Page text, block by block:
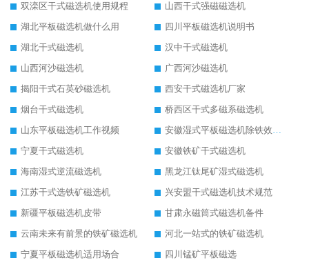
双滦区干式磁选机使用规程
山西干式强磁磁选机
湖北平板磁选机做什么用
四川平板磁选机说明书
湖北干式磁选机
汉中干式磁选机
山西河沙磁选机
广西河沙磁选机
揭阳干式石英砂磁选机
西安干式磁选机厂家
烟台干式磁选机
桥西区干式多磁系磁选机
山东平板磁选机工作视频
安徽湿式平板磁选机除铁效果怎么样
宁夏干式磁选机
安徽铁矿干式磁选机
海南湿式逆流磁选机
黑龙江钛尾矿湿式磁选机
江苏干式选铁矿磁选机
兴安盟干式磁选机技术规范
新疆平板磁选机皮带
甘肃永磁筒式磁选机备件
云南未来有前景的铁矿磁选机
河北一站式的铁矿磁选机
宁夏平板磁选机适用场合
四川锰矿平板磁选